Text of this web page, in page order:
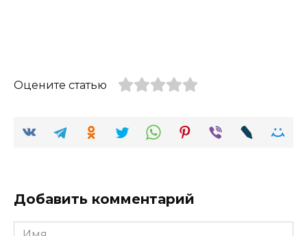
Оцените статью
Добавить комментарий
Имя